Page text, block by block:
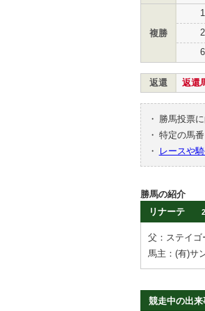
複勝
1
2
6
返還 返
・ 勝馬投票
・ 特定の馬
・
レースや
勝馬の紹介
リナーテ
父：ステイゴ
馬主：(有)サ
競走中の出来